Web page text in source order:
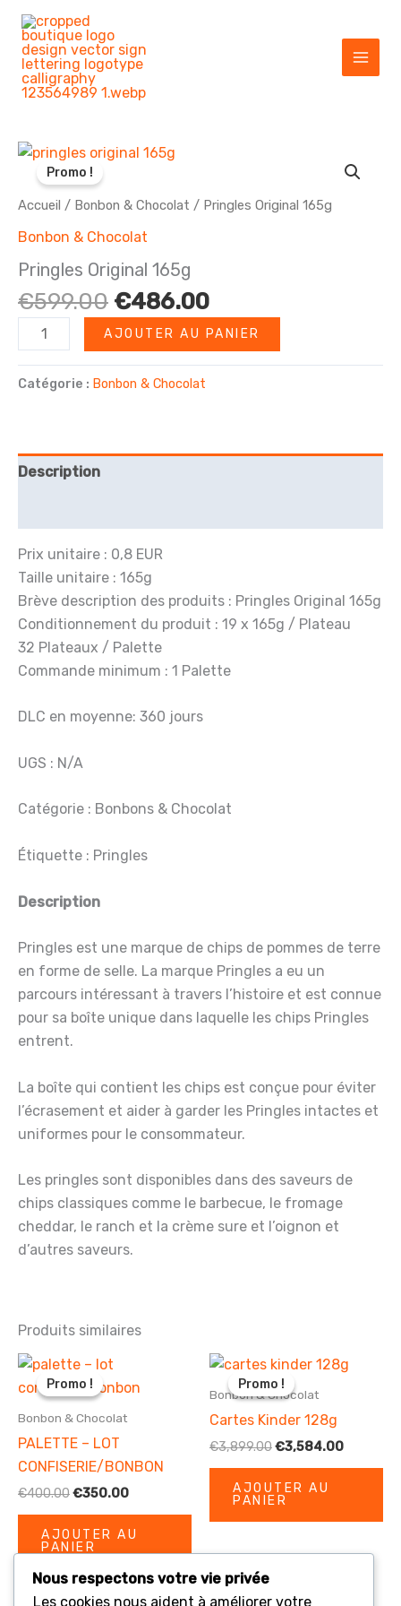
Aller
contenu
Promo !
Accueil / Bonbon & Chocolat / Pringles Original 165g
Bonbon & Chocolat
Pringles Original 165g
€599.00 Le
prix
initial
était :
€599.00.
€486.00Le
prix
actuel
est :
quantité
de
Pringles
Original
AJOUTER AU PANIER
Catégorie : Bonbon & Chocolat
Description
Prix unitaire : 0,8 EUR
Taille unitaire : 165g
Brève description des produits : Pringles Original 165g
Conditionnement du produit : 19 x 165g / Plateau
32 Plateaux / Palette
Commande minimum : 1 Palette
DLC en moyenne: 360 jours
UGS : N/A
Catégorie : Bonbons & Chocolat
Étiquette : Pringles
Description
Pringles est une marque de chips de pommes de terre
en forme de selle. La marque Pringles a eu un
parcours intéressant à travers l’histoire et est connue
pour sa boîte unique dans laquelle les chips Pringles
entrent.
La boîte qui contient les chips est conçue pour éviter
l’écrasement et aider à garder les Pringles intactes et
uniformes pour le consommateur.
Les pringles sont disponibles dans des saveurs de
chips classiques comme le barbecue, le fromage
cheddar, le ranch et la crème sure et l’oignon et
d’autres saveurs.
Produits similaires
Promo !
Promo !
Bonbon & Chocolat
PALETTE – LOT
CONFISERIE/BONBON
€400.00Le
était :
€400.00.
€350.00Le
est :
€350.00.
AJOUTER AU
PANIER
Promo !
Promo !
Bonbon & Chocolat
Cartes Kinder 128g
€3,899.00Le
était :
€3,584.00Le
AJOUTER AU
PANIER
Nous respectons votre vie privée
Les cookies nous aident à améliorer votre